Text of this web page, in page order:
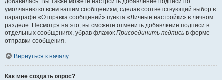
добавилась. Вы также можете настроить добавление подписи по
умолчанию ко всем вашим сообщениям, сделав соответствующий выбор в
параграфе «Отправка сообщений» пункта «Личные настройки» в личном
разделе. Несмотря на это, вы сможете отменить добавление подписи в
отдельных сообщениях, убрав флажок Присоединить подпись в форме
отправки сообщения.
Вернуться к началу
Как мне создать опрос?